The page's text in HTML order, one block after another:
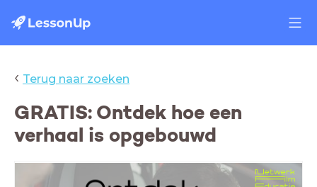
‹ Terug naar zoeken
GRATIS: Ontdek hoe een
verhaal is opgebouwd